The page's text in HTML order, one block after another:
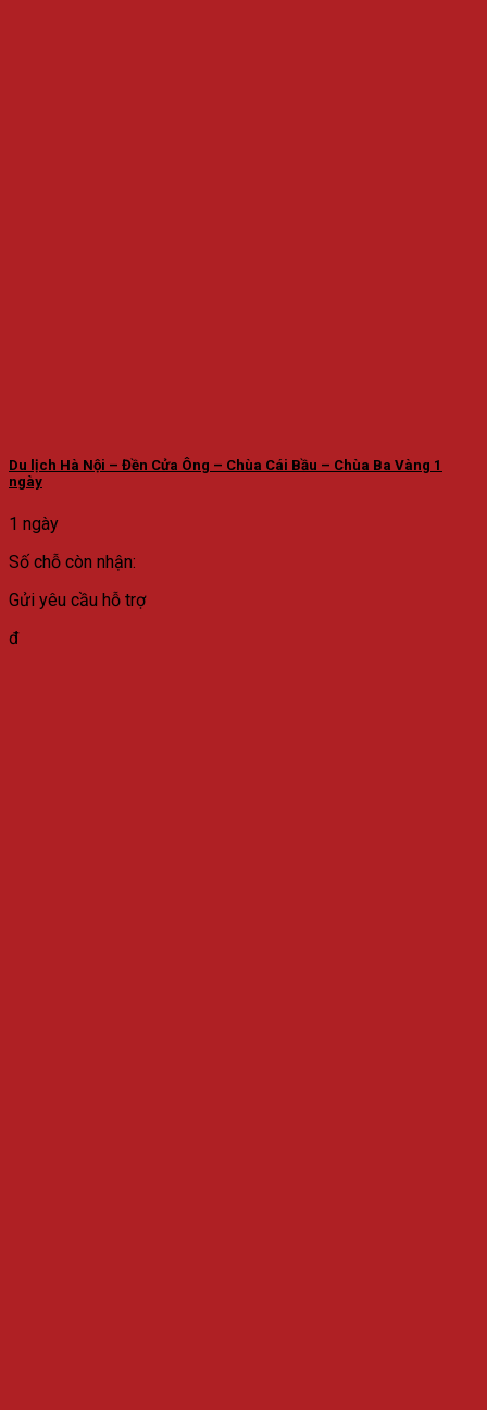
Du lịch Hà Nội – Đền Cửa Ông – Chùa Cái Bầu – Chùa Ba Vàng 1
ngày
1 ngày
Số chỗ còn nhận:
Gửi yêu cầu hỗ trợ
đ